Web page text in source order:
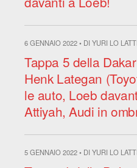
6 GENNAIO 2022 • DI YURI LO
Tappa 5 della
Henk Lategan
le auto, Loeb
Attiyah, Audi in
5 GENNAIO 2022 • DI YURI LO